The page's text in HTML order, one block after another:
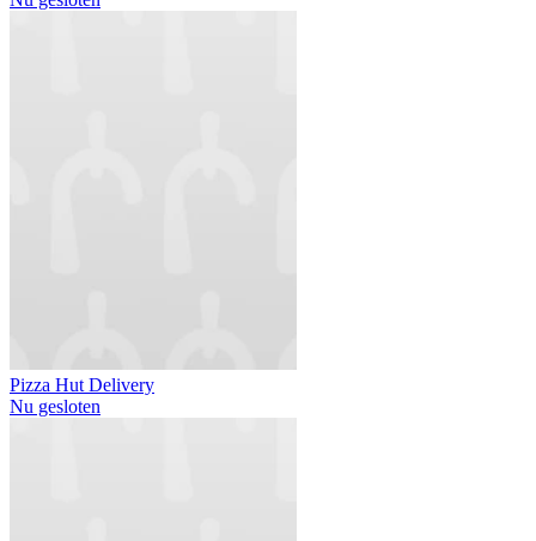
Pizza Hut Delivery
Nu gesloten